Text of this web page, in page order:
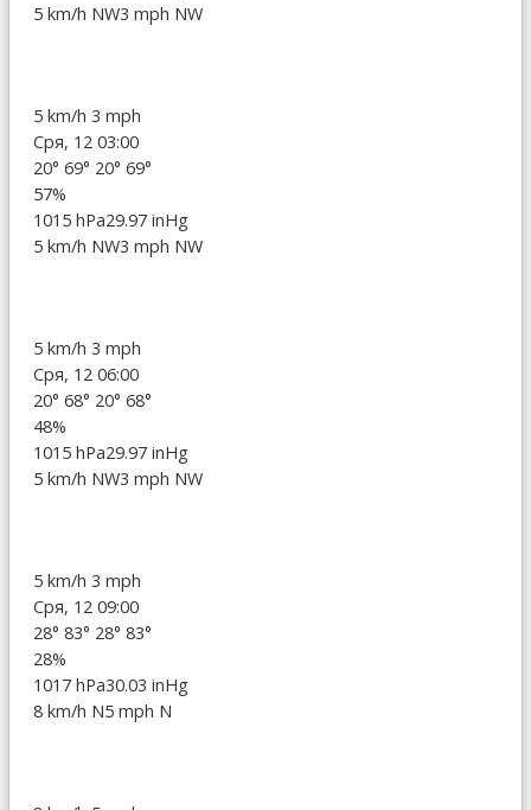
5 km/h NW3 mph NW
5 km/h 3 mph
Сря, 12 03:00
20° 69° 20° 69°
57%
1015 hPa29.97 inHg
5 km/h NW3 mph NW
5 km/h 3 mph
Сря, 12 06:00
20° 68° 20° 68°
48%
1015 hPa29.97 inHg
5 km/h NW3 mph NW
5 km/h 3 mph
Сря, 12 09:00
28° 83° 28° 83°
28%
1017 hPa30.03 inHg
8 km/h N5 mph N